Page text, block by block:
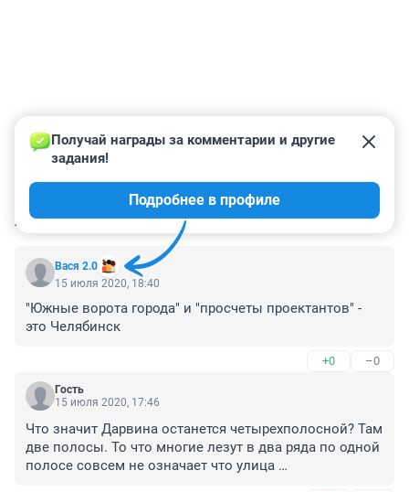
КОММЕНТАРИИ 93
Вася 2.0
Получай награды за комментарии и другие
задания!
Подробнее в профиле
15 июля 2020, 18:40
"Южные ворота города" и "просчеты проектантов" -
это Челябинск
+0 –0
Гость
15 июля 2020, 17:46
Что значит Дарвина останется четырехполосной? Там
две полосы. То что многие лезут в два ряда по одной
полосе совсем не означает что улица